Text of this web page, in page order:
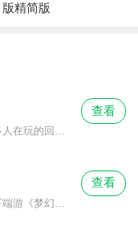
版精简版
梦话西游手游精简版是一款超多人在玩的回合制角色扮演（MMORPG）手机游戏，这里有超多精彩福利礼包等着你，无限元宝任你花，百万金币送不停。在这Q版游戏画风里找寻你的幸福吧，特色婚姻系统专属BUFF加成让你在游戏里领先别人一步。
查看
查看